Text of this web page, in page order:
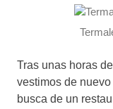
Tras unas horas
vestimos de
busca de un